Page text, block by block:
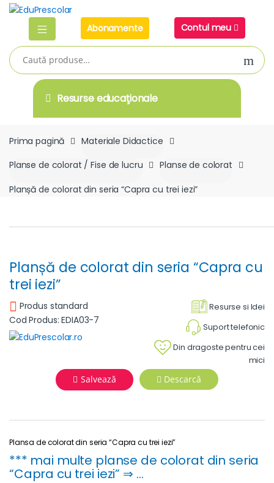
Skip
navigation
Skip
Abonamente
Contul meu
Caută
după:
Resurse educaţionale
Prima pagină
Materiale Didactice
Planse de colorat / Fise de lucru
Planse de colorat
Planșă de colorat din seria “Capra cu trei iezi”
Planșă de colorat din seria “Capra cu
trei iezi”
Resurse si Idei
Suport telefonic
Din dragoste pentru cei
mici
Produs standard
Cod Produs: EDIA03-7
Salvează Descarcă
Plansa de colorat din seria “Capra cu trei iezi”
*** mai multe planse de colorat din seria
“Capra cu trei iezi” ⇒ …